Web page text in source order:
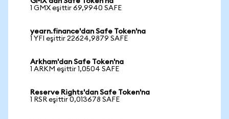
1 GMX eşittir 69,9940 SAFE
yearn.finance'dan Safe Token'na
1 YFI eşittir 22624,9879 SAFE
Arkham'dan Safe Token'na
1 ARKM eşittir 1,0504 SAFE
Reserve Rights'dan Safe Token'na
1 RSR eşittir 0,013678 SAFE